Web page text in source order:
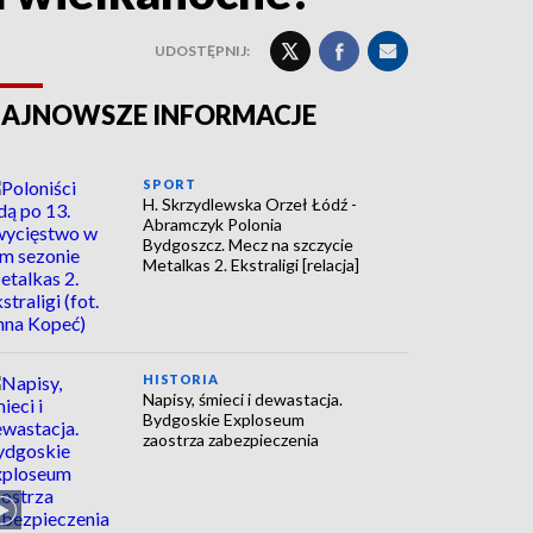
UDOSTĘPNIJ:
INFORMACJE
SPORT
H. Skrzydlewska Orzeł Łódź -
Abramczyk Polonia
Bydgoszcz. Mecz na szczycie
Metalkas 2. Ekstraligi [relacja]
HISTORIA
Napisy, śmieci i dewastacja.
Bydgoskie Exploseum
zaostrza zabezpieczenia